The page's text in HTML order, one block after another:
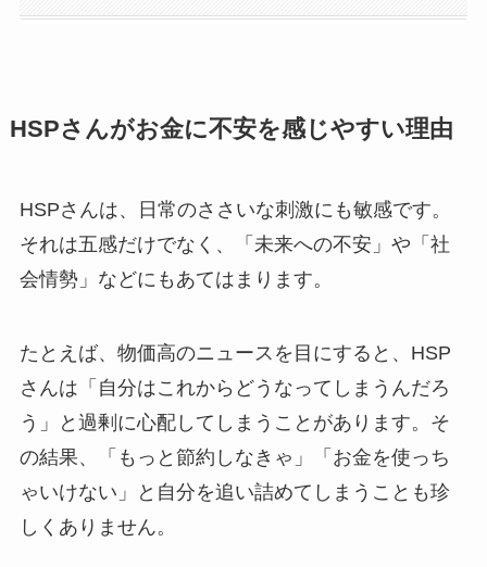
HSPさんがお金に不安を感じやすい理由
HSPさんは、日常のささいな刺激にも敏感です。
それは五感だけでなく、「未来への不安」や「社
会情勢」などにもあてはまります。
たとえば、物価高のニュースを目にすると、HSP
さんは「自分はこれからどうなってしまうんだろ
う」と過剰に心配してしまうことがあります。そ
の結果、「もっと節約しなきゃ」「お金を使っち
ゃいけない」と自分を追い詰めてしまうことも珍
しくありません。